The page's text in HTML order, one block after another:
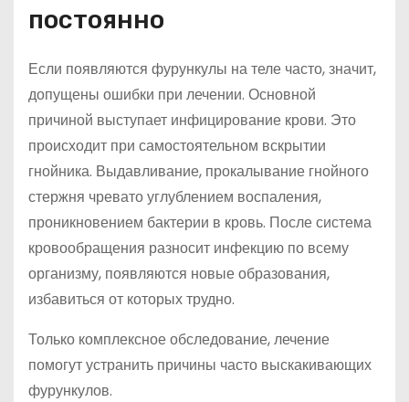
постоянно
Если появляются фурункулы на теле часто, значит,
допущены ошибки при лечении. Основной
причиной выступает инфицирование крови. Это
происходит при самостоятельном вскрытии
гнойника. Выдавливание, прокалывание гнойного
стержня чревато углублением воспаления,
проникновением бактерии в кровь. После система
кровообращения разносит инфекцию по всему
организму, появляются новые образования,
избавиться от которых трудно.
Только комплексное обследование, лечение
помогут устранить причины часто выскакивающих
фурункулов.